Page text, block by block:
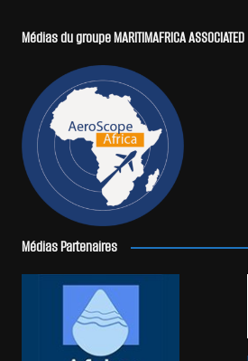
Médias du groupe MARITIMAFRICA ASSOCIATED
Médias Partenaires